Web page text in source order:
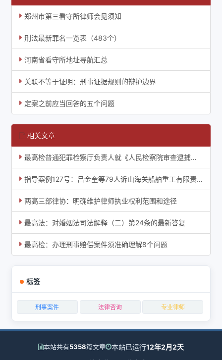
郑州市第三看守所律师会见须知
刑法最新罪名一览表（483个）
河南省看守所地址导航汇总
关联不等于证明：刑事证据规则的辩护边界
定案之前应当回答的五个问题
相关文章
最高检普通犯罪检察厅负责人就《人民检察院审查逮捕质效标准（试行）》答记者问
指导案例127号：吕金奎等79人诉山海关船舶重工有限责任公司海上污染损害责任纠纷案
两高三部律协：明确维护律师执业权利范围和途径
最高法：对婚姻法司法解释（二）第24条的最新答复
最高检：办理刑事赔偿案件须准确理解8个问题
标签
刑事案件 法律咨询 专业律师
本站共有5358篇文章 本站已运行12年2月2天